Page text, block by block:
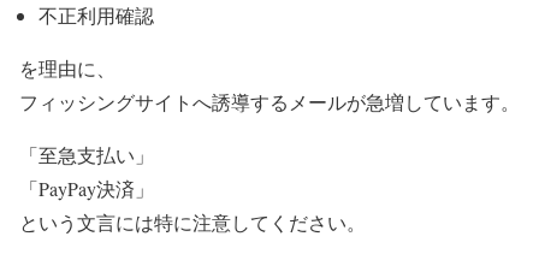
不正利用確認
を理由に、
フィッシングサイトへ誘導するメールが急増しています。
「至急支払い」
「PayPay決済」
という文言には特に注意してください。